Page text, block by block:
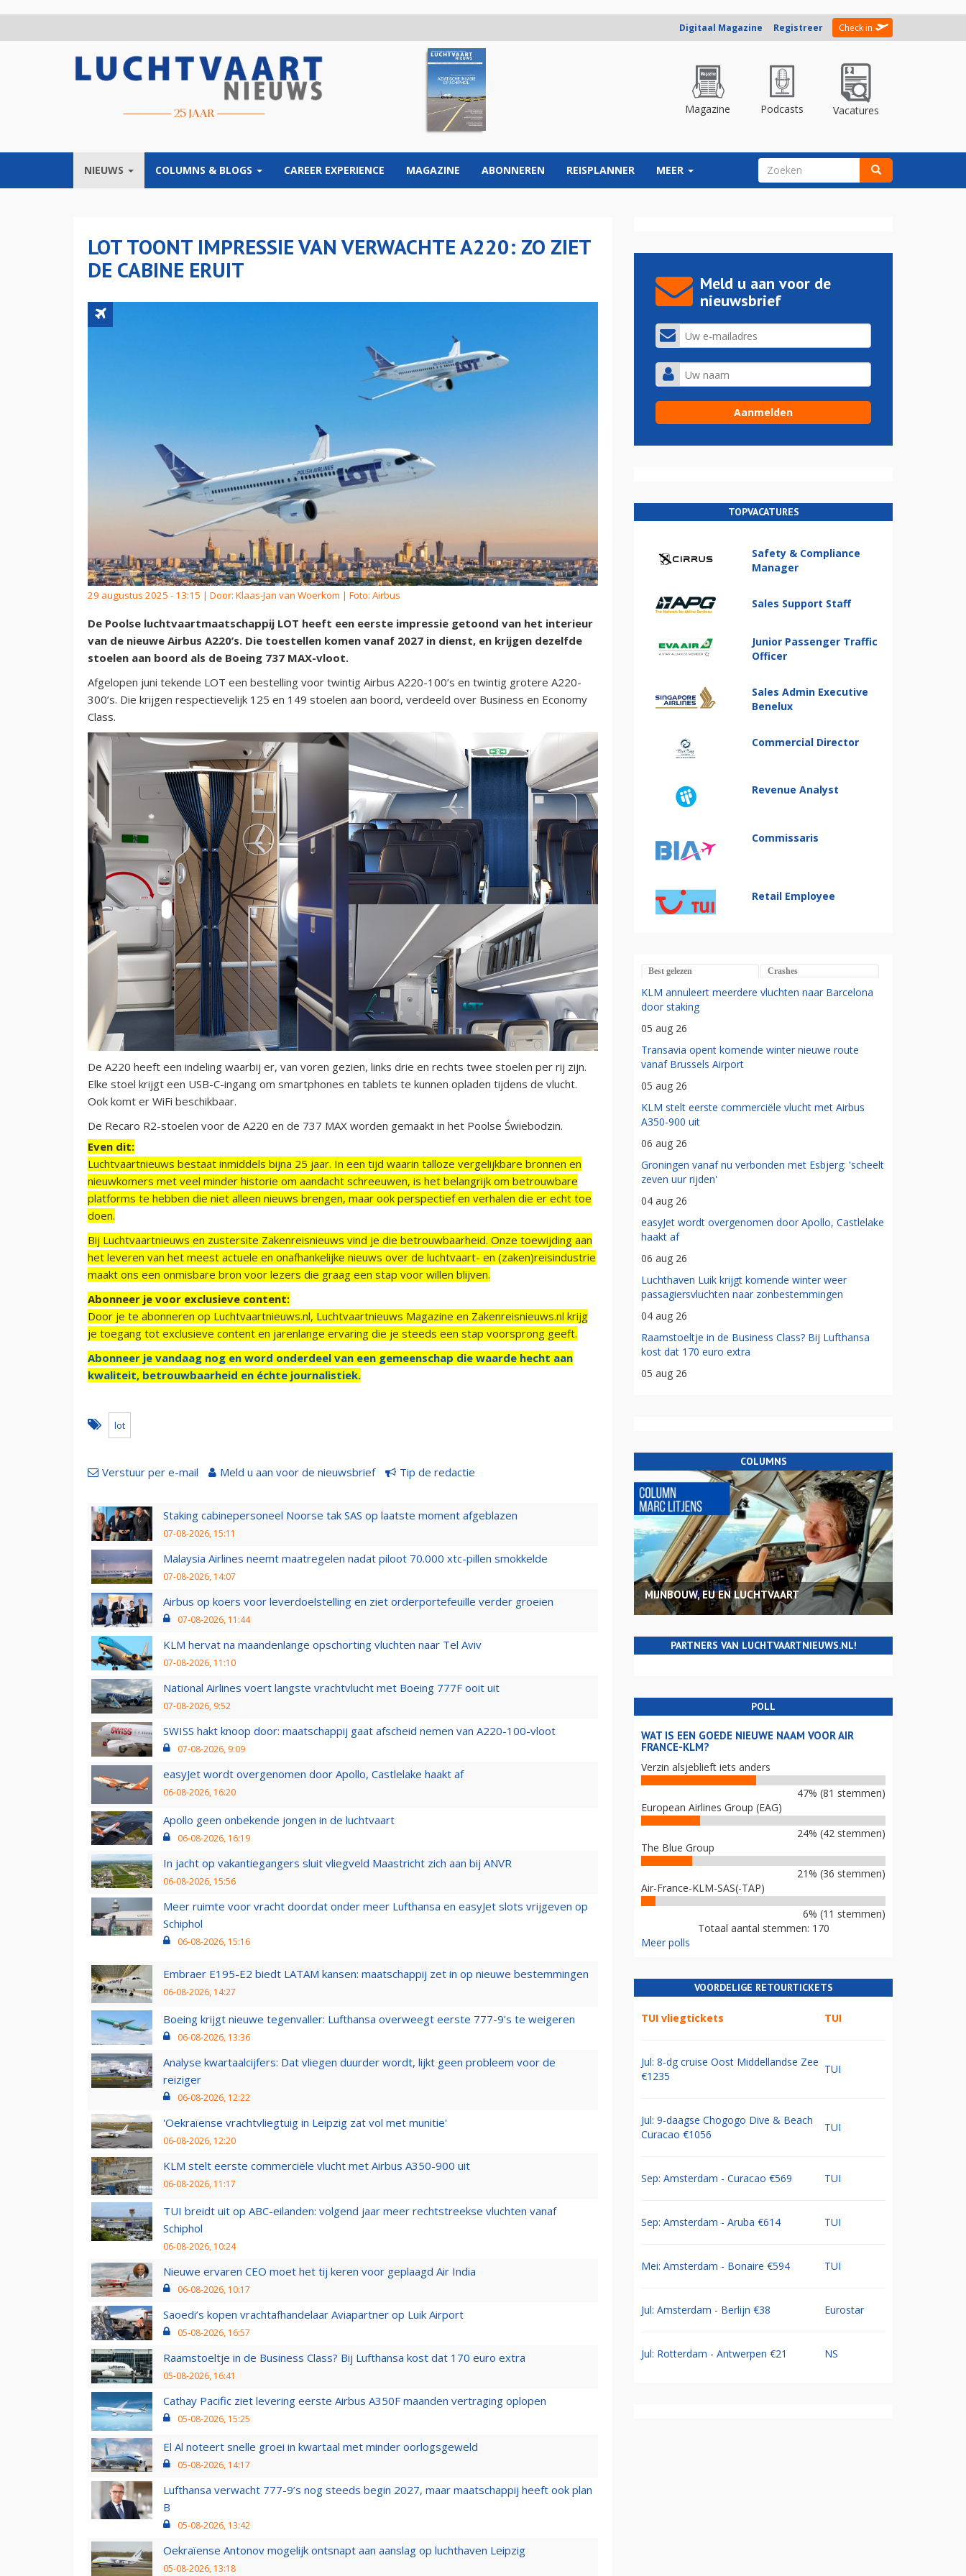
Digitaal Magazine Registreer Check in
Magazine Podcasts Vacatures
NIEUWS COLUMNS & BLOGS CAREER EXPERIENCE MAGAZINE ABONNEREN REISPLANNER MEER ZOEKVELD
LOT TOONT IMPRESSIE VAN VERWACHTE A220: ZO ZIET
DE CABINE ERUIT
29 augustus 2025 - 13:15 | Door: Klaas-Jan van Woerkom | Foto: Airbus
De Poolse luchtvaartmaatschappij LOT heeft een eerste impressie getoond van het interieur
van de nieuwe Airbus A220’s. Die toestellen komen vanaf 2027 in dienst, en krijgen dezelfde
stoelen aan boord als de Boeing 737 MAX-vloot.
Afgelopen juni tekende LOT een bestelling voor twintig Airbus A220-100’s en twintig grotere A220-
300’s. Die krijgen respectievelijk 125 en 149 stoelen aan boord, verdeeld over Business en Economy
Class.
De A220 heeft een indeling waarbij er, van voren gezien, links drie en rechts twee stoelen per rij zijn.
Elke stoel krijgt een USB-C-ingang om smartphones en tablets te kunnen opladen tijdens de vlucht.
Ook komt er WiFi beschikbaar.
De Recaro R2-stoelen voor de A220 en de 737 MAX worden gemaakt in het Poolse Świebodzin.
Even dit:
Luchtvaartnieuws bestaat inmiddels bijna 25 jaar. In een tijd waarin talloze vergelijkbare bronnen en
nieuwkomers met veel minder historie om aandacht schreeuwen, is het belangrijk om betrouwbare
platforms te hebben die niet alleen nieuws brengen, maar ook perspectief en verhalen die er echt toe
doen.
Bij Luchtvaartnieuws en zustersite Zakenreisnieuws vind je die betrouwbaarheid. Onze toewijding aan
het leveren van het meest actuele en onafhankelijke nieuws over de luchtvaart- en (zaken)reisindustrie
maakt ons een onmisbare bron voor lezers die graag een stap voor willen blijven.
Abonneer je voor exclusieve content:
Door je te abonneren op Luchtvaartnieuws.nl, Luchtvaartnieuws Magazine en Zakenreisnieuws.nl krijg
je toegang tot exclusieve content en jarenlange ervaring die je steeds een stap voorsprong geeft.
Abonneer je vandaag nog en word onderdeel van een gemeenschap die waarde hecht aan
kwaliteit, betrouwbaarheid en échte journalistiek.
lot
Verstuur per e-mail Meld u aan voor de nieuwsbrief Tip de redactie
Staking cabinepersoneel Noorse tak SAS op laatste moment afgeblazen
07-08-2026, 15:11
Malaysia Airlines neemt maatregelen nadat piloot 70.000 xtc-pillen smokkelde
07-08-2026, 14:07
Airbus op koers voor leverdoelstelling en ziet orderportefeuille verder groeien
07-08-2026, 11:44
KLM hervat na maandenlange opschorting vluchten naar Tel Aviv
07-08-2026, 11:10
National Airlines voert langste vrachtvlucht met Boeing 777F ooit uit
07-08-2026, 9:52
SWISS hakt knoop door: maatschappij gaat afscheid nemen van A220-100-vloot
07-08-2026, 9:09
easyJet wordt overgenomen door Apollo, Castlelake haakt af
06-08-2026, 16:20
Apollo geen onbekende jongen in de luchtvaart
06-08-2026, 16:19
In jacht op vakantiegangers sluit vliegveld Maastricht zich aan bij ANVR
06-08-2026, 15:56
Meer ruimte voor vracht doordat onder meer Lufthansa en easyJet slots vrijgeven op
Schiphol
06-08-2026, 15:16
Embraer E195-E2 biedt LATAM kansen: maatschappij zet in op nieuwe bestemmingen
06-08-2026, 14:27
Boeing krijgt nieuwe tegenvaller: Lufthansa overweegt eerste 777-9’s te weigeren
06-08-2026, 13:36
Analyse kwartaalcijfers: Dat vliegen duurder wordt, lijkt geen probleem voor de
reiziger
06-08-2026, 12:22
'Oekraïense vrachtvliegtuig in Leipzig zat vol met munitie'
06-08-2026, 12:20
KLM stelt eerste commerciële vlucht met Airbus A350-900 uit
06-08-2026, 11:17
TUI breidt uit op ABC-eilanden: volgend jaar meer rechtstreekse vluchten vanaf
Schiphol
06-08-2026, 10:24
Nieuwe ervaren CEO moet het tij keren voor geplaagd Air India
06-08-2026, 10:17
Saoedi’s kopen vrachtafhandelaar Aviapartner op Luik Airport
05-08-2026, 16:57
Raamstoeltje in de Business Class? Bij Lufthansa kost dat 170 euro extra
05-08-2026, 16:41
Cathay Pacific ziet levering eerste Airbus A350F maanden vertraging oplopen
05-08-2026, 15:25
El Al noteert snelle groei in kwartaal met minder oorlogsgeweld
05-08-2026, 14:17
Lufthansa verwacht 777-9’s nog steeds begin 2027, maar maatschappij heeft ook plan
B
05-08-2026, 13:42
Oekraïense Antonov mogelijk ontsnapt aan aanslag op luchthaven Leipzig
05-08-2026, 13:18
Meld u aan voor de
nieuwsbrief
TOPVACATURES
Safety & Compliance
Manager
Sales Support Staff
Junior Passenger Traffic
Officer
Sales Admin Executive
Benelux
Commercial Director
Revenue Analyst
Commissaris
Retail Employee
Best gelezen Crashes
KLM annuleert meerdere vluchten naar Barcelona
door staking
05 aug 26
Transavia opent komende winter nieuwe route
vanaf Brussels Airport
05 aug 26
KLM stelt eerste commerciële vlucht met Airbus
A350-900 uit
06 aug 26
Groningen vanaf nu verbonden met Esbjerg: 'scheelt
zeven uur rijden'
04 aug 26
easyJet wordt overgenomen door Apollo, Castlelake
haakt af
06 aug 26
Luchthaven Luik krijgt komende winter weer
passagiersvluchten naar zonbestemmingen
04 aug 26
Raamstoeltje in de Business Class? Bij Lufthansa
kost dat 170 euro extra
05 aug 26
COLUMNS
MIJNBOUW, EU EN LUCHTVAART
PARTNERS VAN LUCHTVAARTNIEUWS.NL!
POLL
WAT IS EEN GOEDE NIEUWE NAAM VOOR AIR
FRANCE-KLM?
Verzin alsjeblieft iets anders
47% (81 stemmen)
European Airlines Group (EAG)
24% (42 stemmen)
The Blue Group
21% (36 stemmen)
Air-France-KLM-SAS(-TAP)
6% (11 stemmen)
Totaal aantal stemmen: 170
Meer polls
VOORDELIGE RETOURTICKETS
TUI vliegtickets TUI
Jul: 8-dg cruise Oost Middellandse Zee
€1235
TUI
Jul: 9-daagse Chogogo Dive & Beach
Curacao €1056
TUI
Sep: Amsterdam - Curacao €569 TUI
Sep: Amsterdam - Aruba €614 TUI
Mei: Amsterdam - Bonaire €594 TUI
Jul: Amsterdam - Berlijn €38 Eurostar
Jul: Rotterdam - Antwerpen €21 NS